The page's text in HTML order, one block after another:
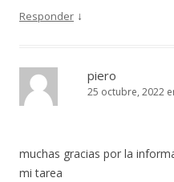
Responder ↓
piero
25 octubre, 2022
muchas gracias por la
mi tarea